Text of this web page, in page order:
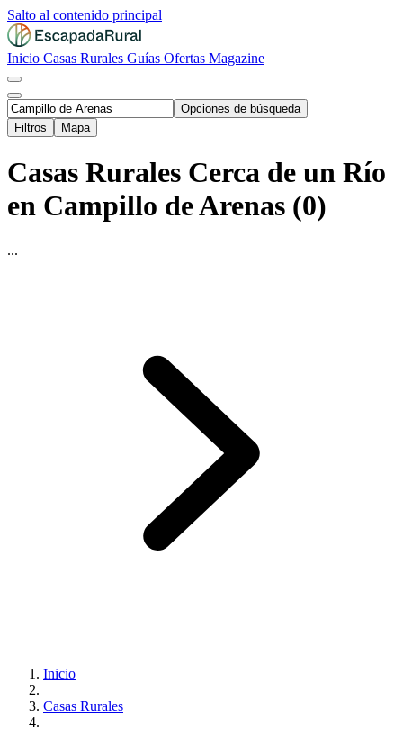
Salto al contenido principal
Inicio Casas Rurales Guías Ofertas Magazine
Opciones de búsqueda
Filtros
Mapa
Casas Rurales Cerca de un Río
en Campillo de Arenas (0)
...
Inicio
Casas Rurales